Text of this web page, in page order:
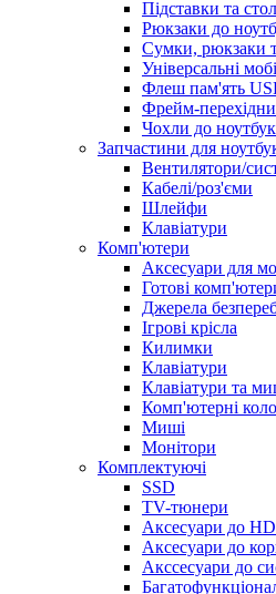
Підставки та
Рюкзаки до
Сумки, рюкзаки
Універсальні
Флеш пам'ять
Фрейм-
Чохли до
Запчастини для
Вентилятори/
Кабелі/роз'єми
Шлейфи
Клавіатури
Комп'ютери
Аксесуари для
Готові
Джерела
Ігрові крісла
Килимки
Клавіатури
Клавіатури та
Комп'ютерні
Миші
Монітори
Комплектуючi
SSD
TV-тюнери
Аксесуари до
Аксесуари до
Акссесуари до